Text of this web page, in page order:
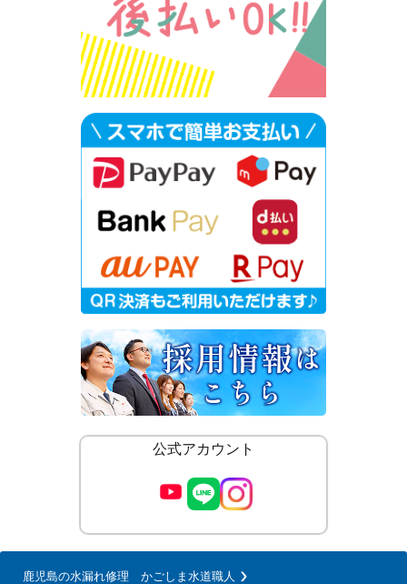
公式アカウント
鹿児島の水漏れ修理 かごしま水道職人